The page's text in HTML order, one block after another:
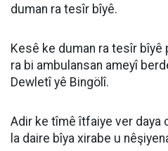
duman ra tesîr bîyê.
Kesê ke duman ra tesîr bîyê
ra bi ambulansan ameyî
Dewletî yê Bingölî.
Adir ke tîmê îtfaiye ver daya
la daire bîya xirabe u